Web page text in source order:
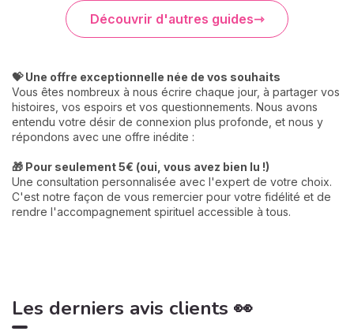
Découvrir d'autres guides
💝 Une offre exceptionnelle née de vos souhaits
Vous êtes nombreux à nous écrire chaque jour, à partager vos
histoires, vos espoirs et vos questionnements. Nous avons
entendu votre désir de connexion plus profonde, et nous y
répondons avec une offre inédite :
🎁 Pour seulement 5€ (oui, vous avez bien lu !)
Une consultation personnalisée avec l'expert de votre choix.
C'est notre façon de vous remercier pour votre fidélité et de
rendre l'accompagnement spirituel accessible à tous.
Les derniers avis clients 👀